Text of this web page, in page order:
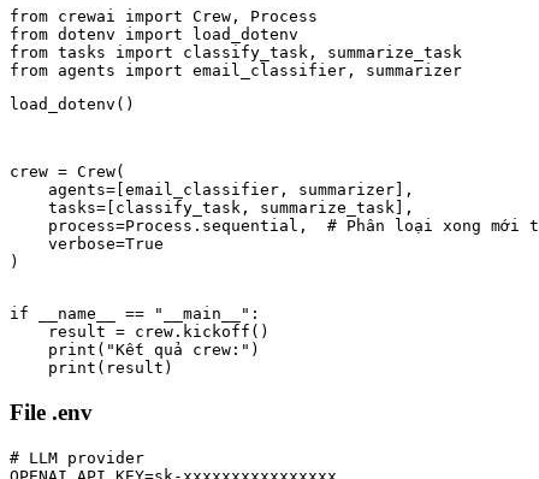
from crewai import Crew, Process
from dotenv import load_dotenv
from tasks import classify_task, summarize_task
load_dotenv()
crew = Crew(
    agents=[email_classifier, summarizer],
    tasks=[classify_task, summarize_task],
process=Process.sequential,  # Phân loại xong mới
    verbose=True
)
if __name__ == "__main__":
    result = crew.kickoff()
    print("Kết quả crew:")
    print(result)
File .env
# LLM provider